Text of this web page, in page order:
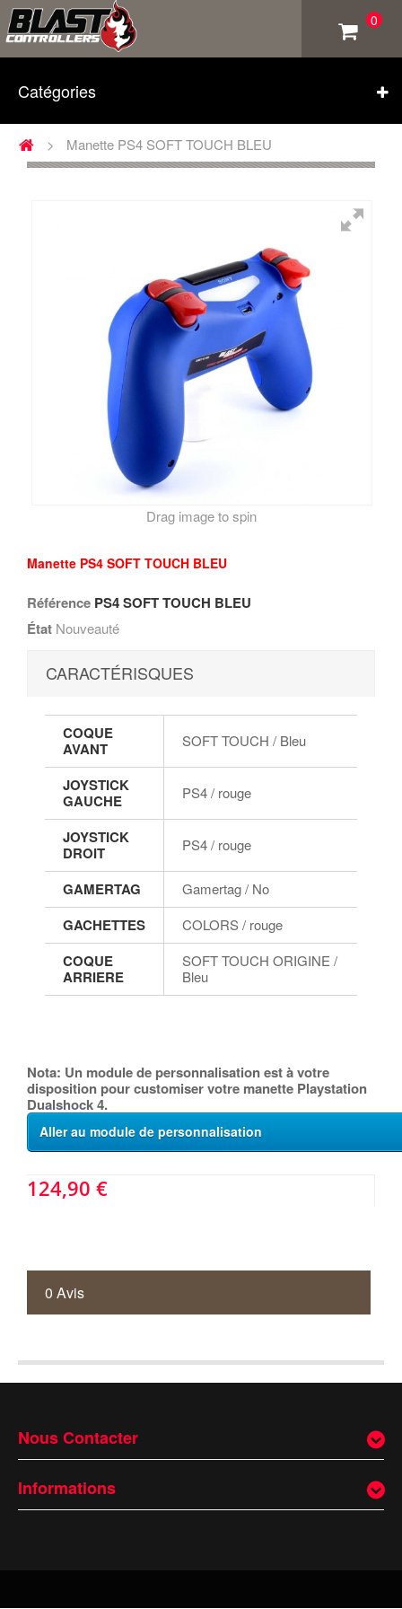
Catégories
0
> Manette PS4 SOFT TOUCH BLEU
Drag image to spin
Manette PS4 SOFT TOUCH BLEU
Référence PS4 SOFT TOUCH BLEU
État Nouveauté
CARACTÉRISQUES
COQUE
AVANT
SOFT TOUCH / Bleu
JOYSTICK
GAUCHE
PS4 / rouge
JOYSTICK
DROIT
PS4 / rouge
GAMERTAG Gamertag / No
GACHETTES COLORS / rouge
COQUE
ARRIERE
SOFT TOUCH ORIGINE /
Bleu
Nota: Un module de personnalisation est à votre
disposition pour customiser votre manette Playstation
Dualshock 4.
Aller au module de personnalisation
124,90 €
0 Avis
Nous Contacter
Informations